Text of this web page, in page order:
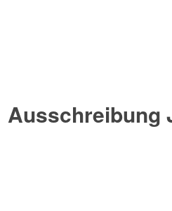
Ausschreibung